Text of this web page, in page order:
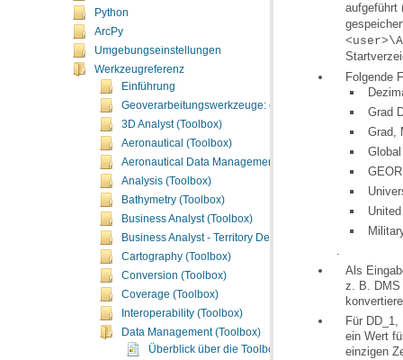
Python
ArcPy
Umgebungseinstellungen
Werkzeugreferenz
Einführung
Geoverarbeitungswerkzeuge: ergänzende Themen
3D Analyst (Toolbox)
Aeronautical (Toolbox)
Aeronautical Data Management (Toolbox)
Analysis (Toolbox)
Bathymetry (Toolbox)
Business Analyst (Toolbox)
Business Analyst - Territory Design (Toolbox)
Cartography (Toolbox)
Conversion (Toolbox)
Coverage (Toolbox)
Interoperability (Toolbox)
Data Management (Toolbox)
Überblick über die Toolbox "Data Management"
aufgeführt
Folgende
Grad
Grad,
.
einzigen